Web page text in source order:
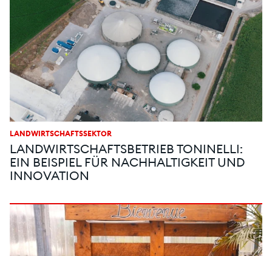
LANDWIRTSCHAFTSSEKTOR
LANDWIRTSCHAFTSBETRIEB TONINELLI:
EIN BEISPIEL FÜR NACHHALTIGKEIT UND
INNOVATION